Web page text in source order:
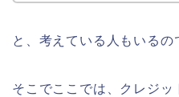
と、考えている人もいるの
そこでここでは、クレジッ